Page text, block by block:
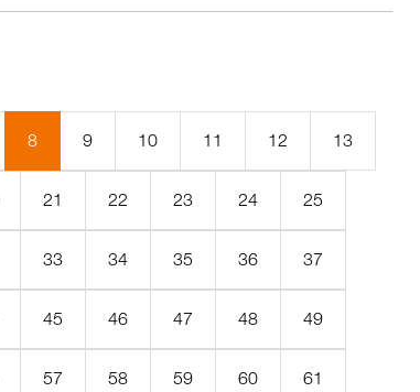
8(Aktuell
9 10 11 12 13
21 22 23 24 25
33 34 35 36 37
45 46 47 48 49
57 58 59 60 61